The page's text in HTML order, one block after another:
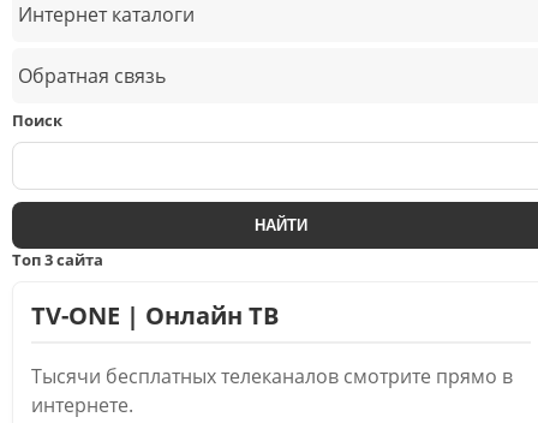
Интернет каталоги
Обратная связь
Поиск
Топ 3 сайта
TV-ONE | Онлайн ТВ
Тысячи бесплатных телеканалов смотрите прямо в
интернете.